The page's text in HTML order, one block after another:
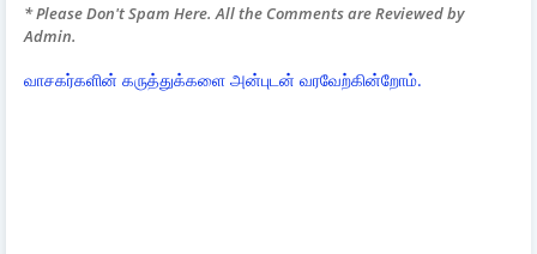
* Please Don't Spam Here. All the Comments are Reviewed by
Admin.
வாசகர்களின் கருத்துக்களை அன்புடன் வரவேற்கின்றோம்.